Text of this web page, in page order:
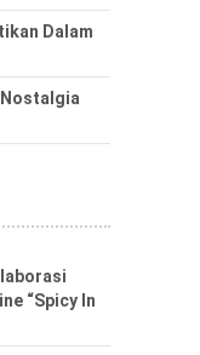
Dalam
Nostalgia
“Spicy In